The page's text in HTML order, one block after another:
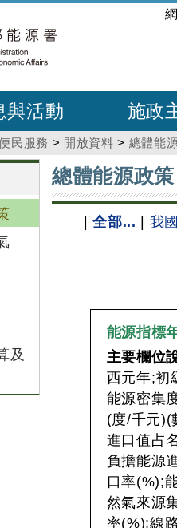
:::
與活動 施政
民服務 > 開放資料 > 總體能
及
:::
總體能源政策
|全部... 我
能源指標
主要欄位
西元年;初
能源密集
(度/千元)(
進口值占
負擔能源
口率(%);
然氣來源
率(%);線